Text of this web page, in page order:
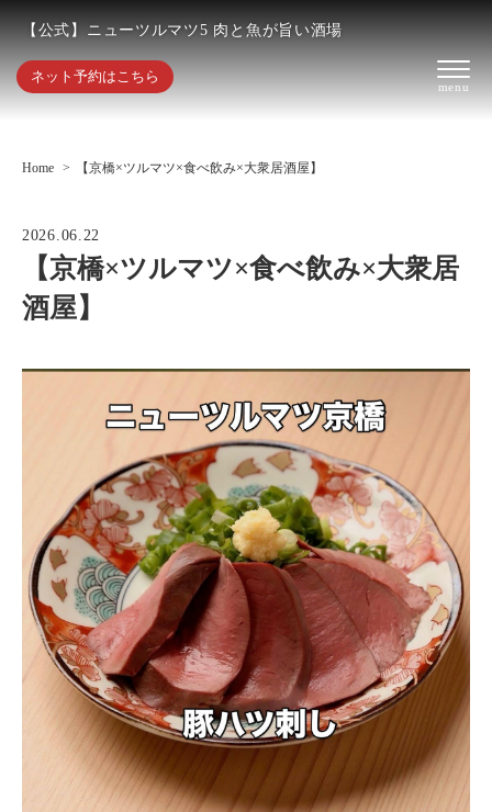
【公式】ニューツルマツ5 肉と魚が旨い酒場
ネット予約はこちら
Home 【京橋×ツルマツ×食べ飲み×大衆居酒屋】
2026.06.22
【京橋×ツルマツ×食べ飲み×大衆居
酒屋】